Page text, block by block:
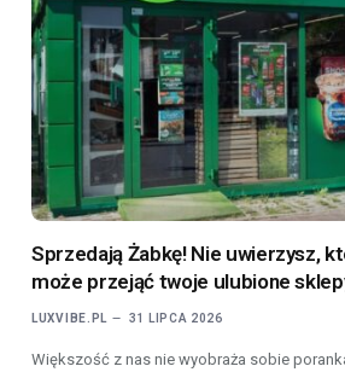
Sprzedają Żabkę! Nie uwierzysz,
może przejąć twoje ulubione
LUXVIBE.PL 31 LIPCA 2026
Większość z nas nie wyobraża sobie